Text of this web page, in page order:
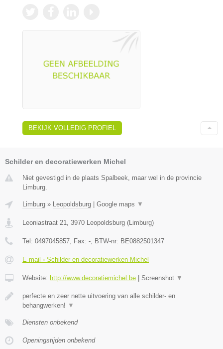
BEKIJK VOLLEDIG PROFIEL
Schilder en decoratiewerken Michel
Niet gevestigd in de plaats Spalbeek, maar wel in de provincie
Limburg.
Limburg » Leopoldsburg | Google maps ▼
Leoniastraat 21 3970 Leopoldsburg (Limburg)
Tel: 0497045857 , Fax: - , BTW-nr: BE0882501347
E-mail › Schilder en decoratiewerken Michel
Website: http://www.decoratiemichel.be | Screenshot ▼
perfecte en zeer nette uitvoering van alle schilder- en
behangwerken! ▼
Diensten onbekend
Openingstijden onbekend